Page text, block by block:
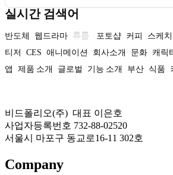
실시간 검색어
반도체 웹드라마 휴롬 포토샵 커피 스케치
티저
CES 애니메이션 회사소개 문화 캐릭
앱
제품 소개 글로벌 기능 소개 부산 식품
비드폴리오(주) 대표 이은호
사업자등록번호 732-88-02520
서울시 마포구 동교로16-11 302호
Company